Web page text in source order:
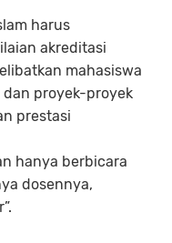
harus
akreditasi
mahasiswa
dan proyek-proyek
prestasi
hanya berbicara
dosennya,